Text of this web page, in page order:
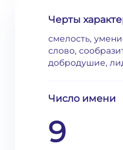
Черты
смелость,
слово,
добродушие,
Число имени
9